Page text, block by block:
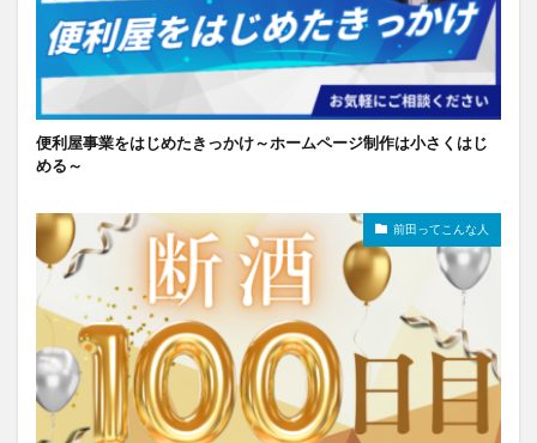
便利屋事業をはじめたきっかけ～ホームページ制作は小さくはじ
める～
前田ってこんな人